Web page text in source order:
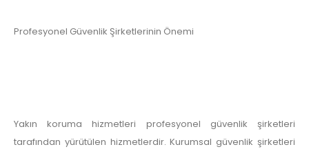
Profesyonel Güvenlik Şirketlerinin Önemi
Yakın koruma hizmetleri profesyonel güvenlik şirketleri
tarafından yürütülen hizmetlerdir. Kurumsal güvenlik şirketleri